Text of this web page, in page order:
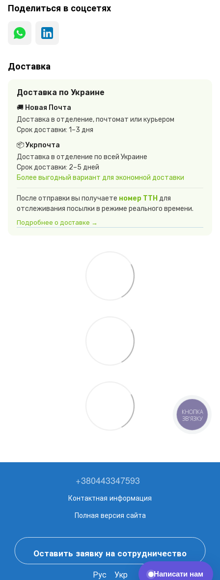
Поделиться в соцсетях
Доставка
Доставка по Украине
🚚 Новая Почта
Доставка в отделение, почтомат или курьером
Срок доставки: 1–3 дня
📦 Укрпочта
Доставка в отделение по всей Украине
Срок доставки: 2–5 дней
Более выгодный вариант для экономной доставки
После отправки вы получаете номер ТТН для
отслеживания посылки в режиме реального времени.
Подробнее о доставке →
+380443347593
Контактная информация
Полная версия сайта
Оставить заявку на сотрудничество
Рус Укр
КНОПКА
ЗВ'ЯЗКУ